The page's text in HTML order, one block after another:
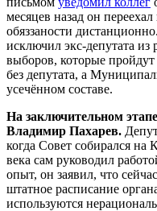
месяцев назад он
обяззаности
исключил экс-депутата
выборов, которые пройдут
без депутата, а
усечённом составе.
На заключительном
Владимир Пахарев.
когда Совет собирался на
века сам руководил
опыт, он заявил, что
штатное расписание
используются